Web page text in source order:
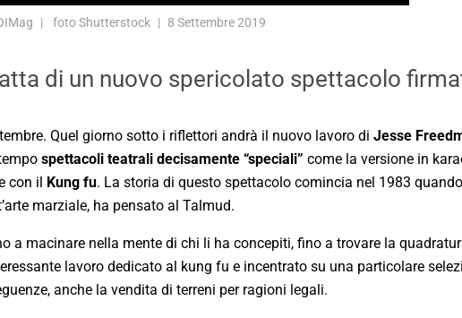
foto Shutterstock 8 Settembre 2019
di un nuovo spericolato spettacolo
Quel giorno sotto i riflettori andrà il nuovo lavoro di Jesse
spettacoli teatrali decisamente “speciali” come la versione in
con il Kung fu. La storia di questo spettacolo comincia nel 1983
marziale, ha pensato al Talmud.
a macinare nella mente di chi li ha concepiti, fino a trovare la
lavoro dedicato al kung fu e incentrato su una particolare
anche la vendita di terreni per ragioni legali.